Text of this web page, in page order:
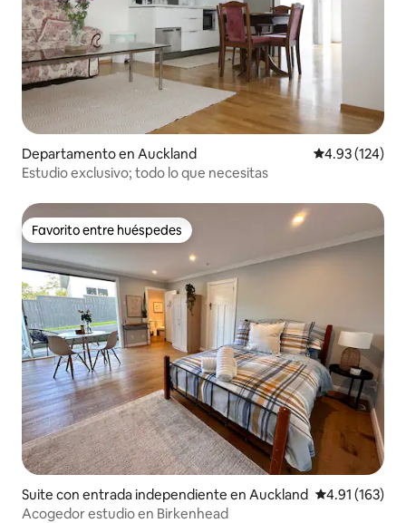
Departamento en Auckland Calificación
4.93 (124)
Estudio exclusivo; todo lo que necesitas
Favorito entre huéspedes
Favorito entre huéspedes
Suite con entrada independiente en Auckland Calificación
4.91 (163)
Acogedor estudio en Birkenhead